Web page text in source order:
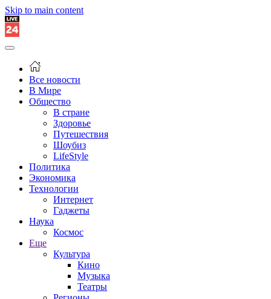
Skip to main content
Все новости
В Мире
Общество
В стране
Здоровье
Путешествия
Шоубиз
LifeStyle
Политика
Экономика
Технологии
Интернет
Гаджеты
Наука
Космос
Еще
Культура
Кино
Музыка
Театры